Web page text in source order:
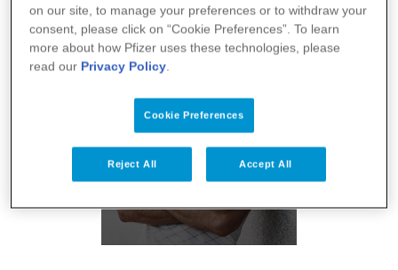
Je suis un proche
on our site, to manage your preferences or to withdraw your
consent, please click on “Cookie Preferences”. To learn
more about how Pfizer uses these technologies, please
read our Privacy Policy.
Cookie Preferences
Reject All Accept All